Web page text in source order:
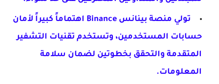
تولي منصة بينانس
Binance اهتماماً كبيراً لأمان
حسابات المستخدمين، وتستخدم تقنيات التشفير
المتقدمة والتحقق بخطوتين لضمان سلامة
المعلومات.